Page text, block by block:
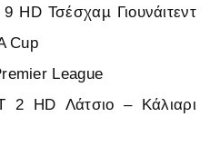
HD Τσέσχαµ Γιουνάιτεντ
Cup
League
2 HD Λάτσιο – Κάλιαρι